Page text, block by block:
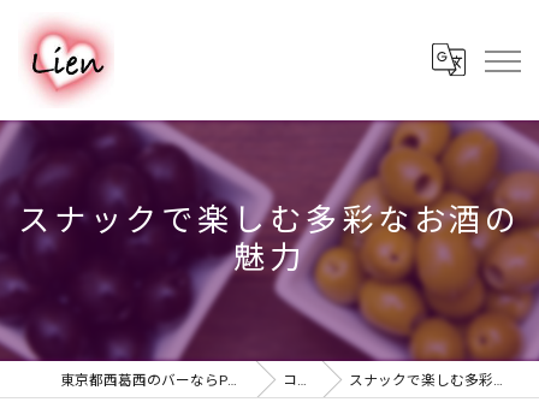
スナックで楽しむ多彩なお酒の
魅力
東京都西葛西のバーならPUB & BAR Lien コラム スナックで楽しむ多彩なお酒の魅力